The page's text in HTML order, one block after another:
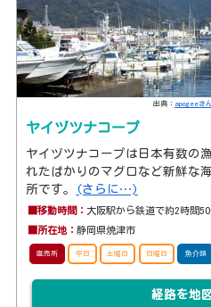
出典： apogeeさ
ヤイヅツナコープ
ヤイヅツナコープは日本有数の
れたばかりのマグロなど新鮮な
所です。
(さらに…)
■移動時間： 大阪駅から鉄道で約2時間
■所在地：静岡県焼津市
直売所 平日 土曜日 日曜日 魚介類
経路を地